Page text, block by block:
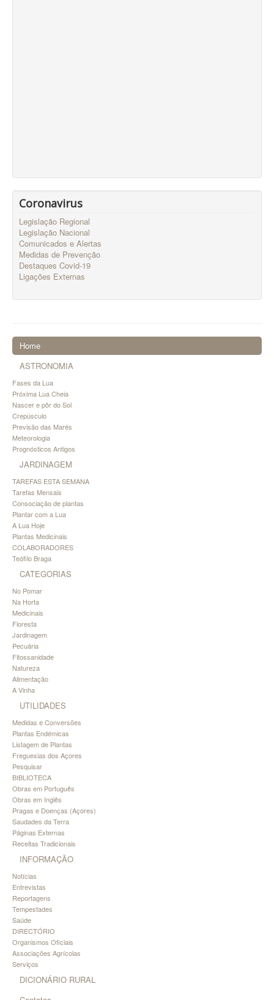
Coronavirus
Legislação Regional
Legislação Nacional
Comunicados e Alertas
Medidas de Prevenção
Destaques Covid-19
Ligações Externas
Home
ASTRONOMIA
Fases da Lua
Próxima Lua Cheia
Nascer e pôr do Sol
Crepúsculo
Previsão das Marés
Meteorologia
Prognósticos Antigos
JARDINAGEM
TAREFAS ESTA SEMANA
Tarefas Mensais
Consociação de plantas
Plantar com a Lua
A Lua Hoje
Plantas Medicinais
COLABORADORES
Teófilo Braga
CATEGORIAS
No Pomar
Na Horta
Medicinais
Floresta
Jardinagem
Pecuária
Fitossanidade
Natureza
Alimentação
A Vinha
UTILIDADES
Medidas e Conversões
Plantas Endémicas
Listagem de Plantas
Freguesias dos Açores
Pesquisar
BIBLIOTECA
Obras em Português
Obras em Inglês
Pragas e Doenças (Açores)
Saudades da Terra
Páginas Externas
Receitas Tradicionais
INFORMAÇÃO
Notícias
Entrevistas
Reportagens
Tempestades
Saúde
DIRECTÓRIO
Organismos Oficiais
Associações Agrícolas
Serviços
DICIONÁRIO RURAL